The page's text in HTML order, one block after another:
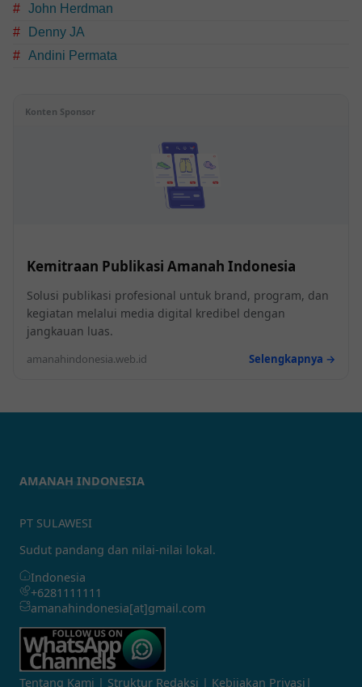
John Herdman
Denny JA
Andini Permata
Konten Sponsor
Kemitraan Publikasi Amanah Indonesia
Solusi publikasi profesional untuk brand, program, dan
kegiatan melalui media digital kredibel dengan
jangkauan luas.
amanahindonesia.web.id Selengkapnya →
AMANAH INDONESIA
PT SULAWESI
Sudut pandang dan nilai-nilai lokal.
Indonesia
+6281111111
amanahindonesia[at]gmail.com
Tentang Kami | Struktur Redaksi | Kebijakan Privasi |